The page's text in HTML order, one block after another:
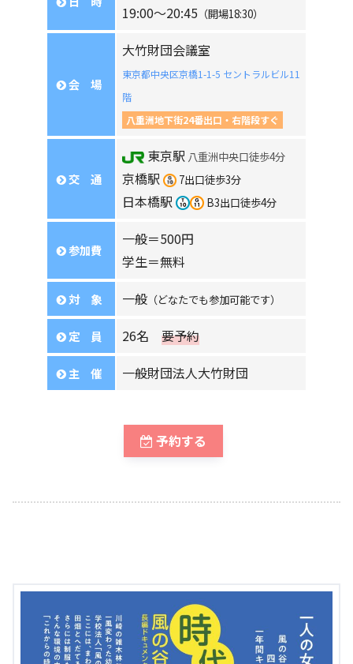
19:00〜20:45 （開場18:30）
会 場
大竹財団会議室
東京都中央区京橋1-1-5 セントラルビル11
階
八重洲地下街24番出口・右階段すぐ
交 通
東京駅 八重洲中央口徒歩4分
京橋駅 7出口徒歩3分
日本橋駅 B3出口徒歩4分
参加費
一般＝500円
学生＝無料
対 象 一般 （どなたでも参加可能です）
定 員 26名 要予約
主 催 一般財団法人大竹財団
予約する